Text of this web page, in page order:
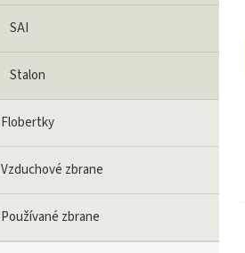
SAI
Stalon
Flobertky
Vzduchové zbrane
Používané zbrane